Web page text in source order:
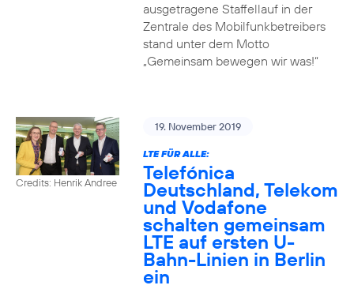
ausgetragene Staffellauf in der
Zentrale des Mobilfunkbetreibers
stand unter dem Motto
„Gemeinsam bewegen wir was!“
Credits: Henrik Andree
19. November 2019
LTE FÜR ALLE:
Telefónica
Deutschland, Telekom
und Vodafone
schalten gemeinsam
LTE auf ersten U-
Bahn-Linien in Berlin
ein